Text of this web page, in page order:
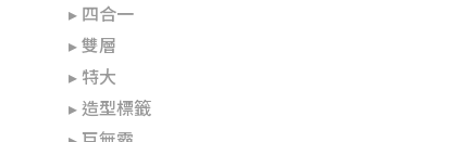
▸ 四合一
▸ 雙層
▸ 特大
▸ 造型標籤